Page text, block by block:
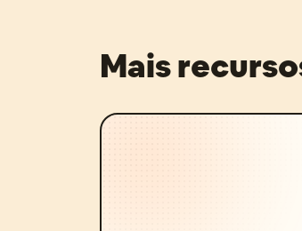
Mais